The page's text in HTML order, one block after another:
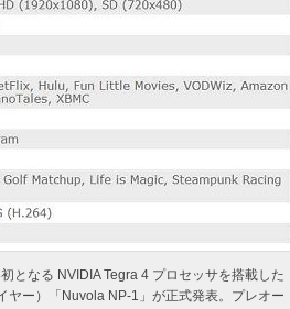
となる NVIDIA Tegra 4 プロセッサを搭載した
ー）「Nuvola NP-1」が正式発表。プレオー